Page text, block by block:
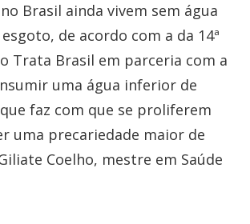
Brasil ainda vivem sem água
de acordo com a da 14ª
Trata Brasil em parceria com a
uma água inferior de
faz com que se proliferem
uma precariedade maior de
Coelho, mestre em Saúde